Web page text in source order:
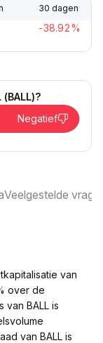
30 dagen
-38.92%
Negatief
Veelgestelde
van
over de
BALL is
van BALL is